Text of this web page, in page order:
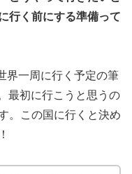
行く前にする準備って
界一周に行く予定の筆
最初に行こうと思うの
。この国に行くと決め